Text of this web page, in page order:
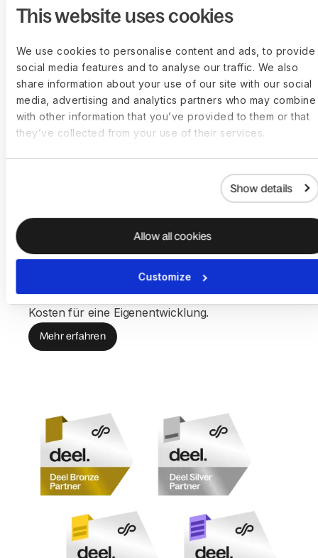
This website uses cookies
We use cookies to personalise content and ads, to provide
social media features and to analyse our traffic. We also
share information about your use of our site with our social
media, advertising and analytics partners who may combine
with other information that you’ve provided to them or that
they’ve collected from your use of their services.
Show details
Allow all cookies
Customize
Integrierte und
Erweitern Sie Ihr Angebot mit weltweiter
Gehaltsabrechnung, HR
und Compliance – alles unter Ihrer eigenen
Marke. Unsere White‑Label‑Lösung steuert alles
hinter den Kulissen, sodass Sie schneller starten,
sich von Wettbewerbern abheben und Ihren
Kunden mehr Wert bieten können, ohne die
Kosten für eine Eigenentwicklung.
Mehr erfahren